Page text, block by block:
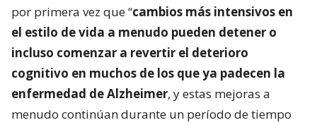
por primera vez que “cambios más intensivos en
el estilo de vida a menudo pueden detener o
incluso comenzar a revertir el deterioro
cognitivo en muchos de los que ya padecen la
enfermedad de Alzheimer, y estas mejoras a
menudo continúan durante un período de tiempo